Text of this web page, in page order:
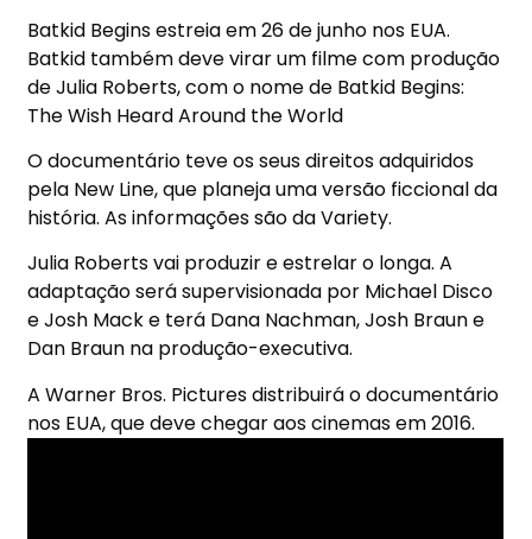
Batkid Begins estreia em 26 de junho nos EUA.
Batkid também deve virar um filme com produção
de Julia Roberts, com o nome de Batkid Begins:
The Wish Heard Around the World
O documentário teve os seus direitos adquiridos
pela New Line, que planeja uma versão ficcional da
história. As informações são da Variety.
Julia Roberts vai produzir e estrelar o longa. A
adaptação será supervisionada por Michael Disco
e Josh Mack e terá Dana Nachman, Josh Braun e
Dan Braun na produção-executiva.
A Warner Bros. Pictures distribuirá o documentário
nos EUA, que deve chegar aos cinemas em 2016.